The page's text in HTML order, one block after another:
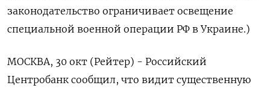
законодательство ограничивает освещение
специальной военной операции РФ в Украине.)
МОСКВА, 30 окт (Рейтер) - Российский
Центробанк сообщил, что видит существенную